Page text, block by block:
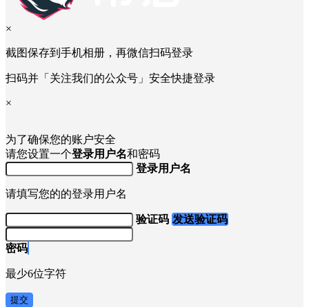
×
截图保存到手机相册，再微信扫码登录
扫码并「关注我们的公众号」安全快捷登录
×
为了确保您的账户安全
请您设置一个登录用户名和密码
登录用户名
请填写您的的登录用户名
验证码 发送验证码
密码
最少6位字符
提交